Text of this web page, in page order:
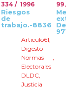
334 / 1996
Riesgos
de
trabajo.-8836
99
Articulo61,
Digesto
Normas
Electorales
,
DLDC,
Justicia